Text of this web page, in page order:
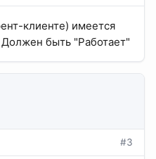
клиенте) имеется
Должен быть "Работает"
#3